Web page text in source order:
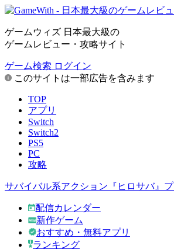
ゲームウィズ 日本最大級の
ゲームレビュー・攻略サイト
ゲーム検索 ログイン
このサイトは一部広告を含みます
TOP
アプリ
Switch
Switch2
PS5
PC
攻略
サバイバル系アクション『ヒロサバ』プ
配信カレンダー
新作ゲーム
おすすめ・無料アプリ
ランキング